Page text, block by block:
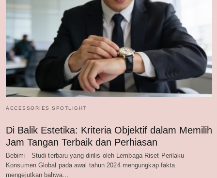
ACCESSORIES SPOTLIGHT
Di Balik Estetika: Kriteria Objektif dalam Memilih
Jam Tangan Terbaik dan Perhiasan
Bebimi - Studi terbaru yang dirilis oleh Lembaga Riset Perilaku
Konsumen Global pada awal tahun 2024 mengungkap fakta
mengejutkan bahwa…